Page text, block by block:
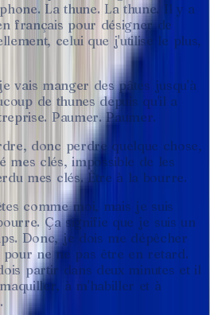
La thune. La thune. Il y a
français pour désigner de
celui que j'utilise le plus,
je vais manger des pâtes jusqu'à
de thunes depuis qu'il a
Paumer. Paumer.
donc perdre quelque chose,
mes clés, impossible de les
mes clés. Être à la bourre.
comme moi, mais je suis
Ça signifie que je suis un
Donc, je dois me dépêcher
pour ne ne pas être en retard.
partir dans deux minutes et il
maquiller, à m'habiller et à